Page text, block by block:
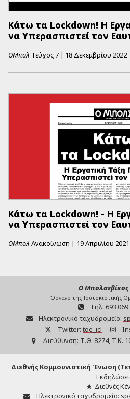
Κάτω τα Lockdown! Η
να Υπερασπιστεί τον
ΟΜπολ Τεύχος 7 | 18 Δεκεμβρίου 2022
Κάτω τα Lockdown! - Η
να Υπερασπιστεί τον
ΟΜπολ Ανακοίνωση | 19 Απριλίου 2021
Ο Μπολσεβίκος
Όργανο της Τροτσκιστικής
Τηλ: 693
Ηλεκτρονικό ταχυδρομείο:
Twitter: toe_icl
Διεύθυνση: Τ.Θ. 8274, Τ.Κ.
Διεθνής Κομμουνιστική Ένωση
Διεθνές
Ηλεκτρονικό ταχυδρομείο: